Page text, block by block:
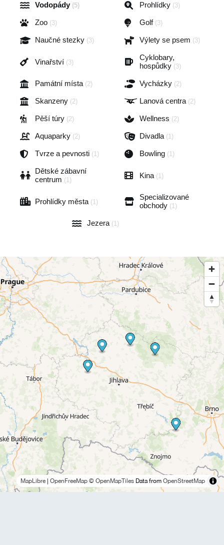
Vodopády (5) Prohlídky (3)
Zoo (3) Golf (3)
Naučné stezky (3) Výlety se psem (3)
Vinařství (3)
Cyklobary,
hospůdky (3)
Památní místa (2) Vycházky (2)
Skanzeny (2) Lanová centra (2)
Pěší túry (2) Wellness (2)
Aquaparky (2) Divadla (1)
Tvrze a pevnosti (1) Bowling (1)
Dětské zábavní
centrum (1)
Kina (1)
Prohlídky města (1)
Specializované
obchody (1)
Jezera (1)
MapLibre OpenFreeMap © OpenMapTiles Data from OpenStreetMap